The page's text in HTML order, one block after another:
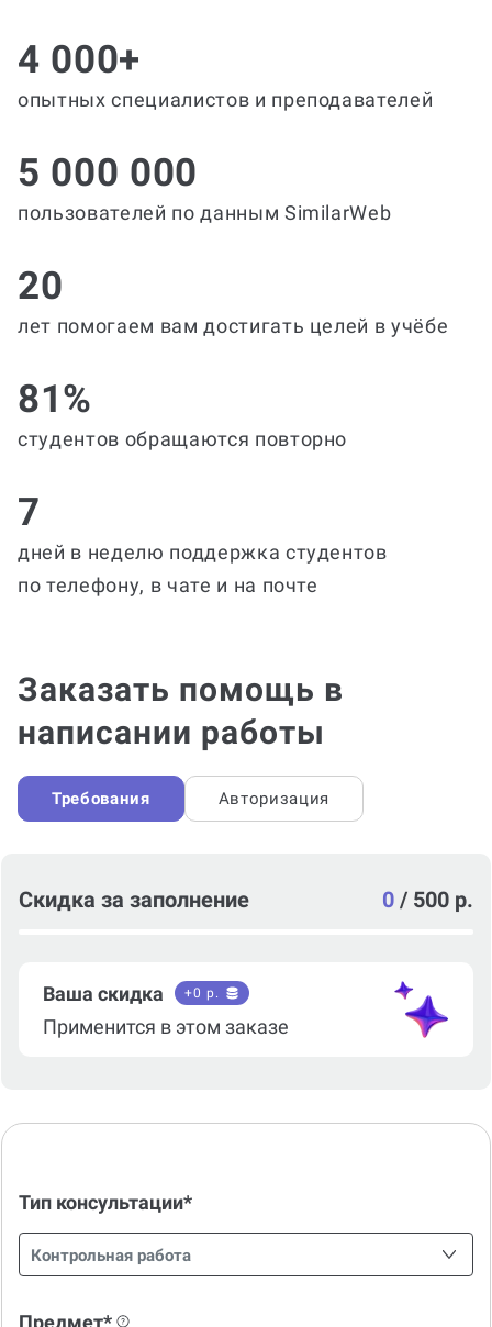
4 000+
опытных специалистов и преподавателей
5 000 000
пользователей по данным SimilarWeb
20
лет помогаем вам достигать целей в учёбе
81%
студентов обращаются повторно
7
дней в неделю поддержка студентов
по телефону, в чате и на почте
Заказать помощь в
написании работы
Требования Авторизация
Скидка за заполнение 0 / 500 р.
Ваша скидка +0 р.
Применится в этом заказе
Тип консультации*
Контрольная работа
Предмет*